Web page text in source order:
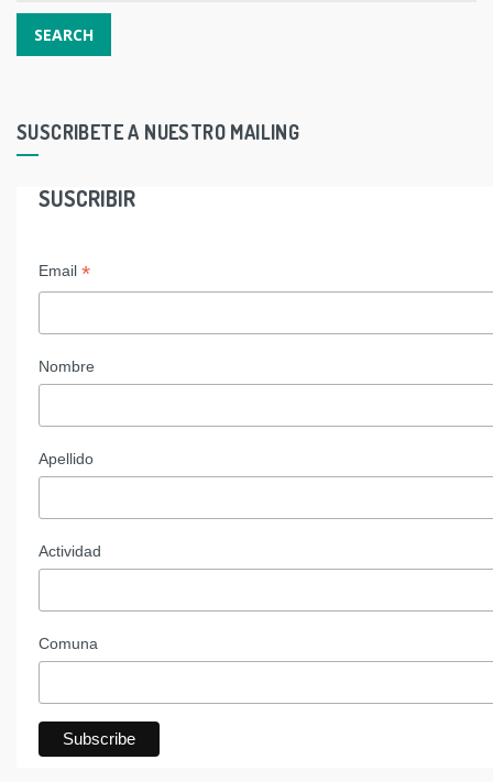
SUSCRIBETE A NUESTRO MAILING
SUSCRIBIR
Email *
Nombre
Apellido
Actividad
Comuna